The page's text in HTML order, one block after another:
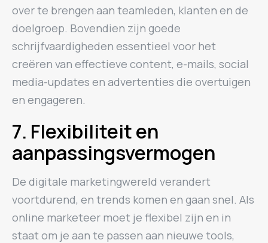
over te brengen aan teamleden, klanten en de
doelgroep. Bovendien zijn goede
schrijfvaardigheden essentieel voor het
creëren van effectieve content, e-mails, social
media-updates en advertenties die overtuigen
en engageren.
7. Flexibiliteit en
aanpassingsvermogen
De digitale marketingwereld verandert
voortdurend, en trends komen en gaan snel. Als
online marketeer moet je flexibel zijn en in
staat om je aan te passen aan nieuwe tools,